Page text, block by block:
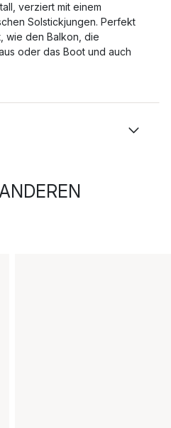
verziert mit einem
Solstickjungen. Perfekt
wie den Balkon, die
oder das Boot und auch